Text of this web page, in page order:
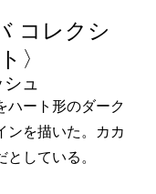
コレクシ
〉
ュ
ハート形のダーク
ンを描いた。カカ
している。